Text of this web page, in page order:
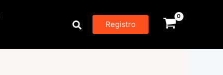
Buscar Registro